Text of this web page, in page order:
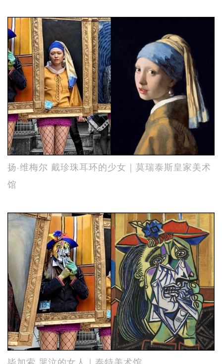
扬·维梅尔 戴珍珠耳环的少女｜莫瑞泰斯皇家美术
馆